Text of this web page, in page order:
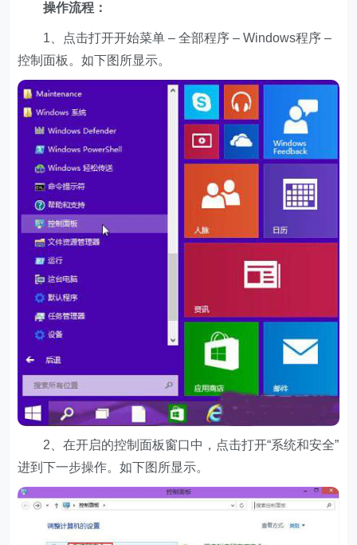
操作流程：
1、点击打开开始菜单 – 全部程序 – Windows程序 –
控制面板。如下图所显示。
2、在开启的控制面板窗口中，点击打开“系统和安全”
进到下一步操作。如下图所显示。